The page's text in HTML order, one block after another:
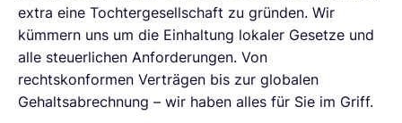
extra eine Tochtergesellschaft zu gründen. Wir
kümmern uns um die Einhaltung lokaler Gesetze und
alle steuerlichen Anforderungen. Von
rechtskonformen Verträgen bis zur globalen
Gehaltsabrechnung – wir haben alles für Sie im Griff.